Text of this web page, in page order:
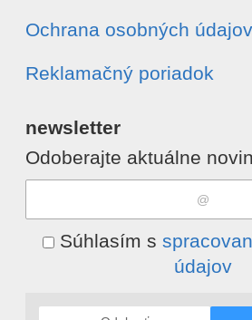
Ochrana osobných údajov
Reklamačný poriadok
newsletter
Odoberajte aktuálne
Súhlasím s
údajov